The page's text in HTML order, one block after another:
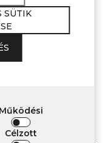
AZ
SÜTIK
Működési
Célzott